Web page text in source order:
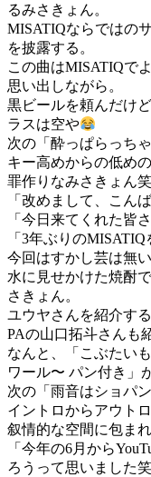
るみさきょん。
MISATIQならではの
を披露する。
この曲はMISATIQで
思い出しながら。
黒ビールを頼んだけ
ラスは空や
次の「酔っぱらっち
キー高めからの低め
罪作りなみさきょん笑
「改めまして、こん
「今日来てくれた皆
「3年ぶりの
今回はすかし芸は無
水に見せかけた焼酎
さきょん。
ユウヤさんを紹介す
PAの山口拓斗さんも
なんと、「こぶたい
ワール〜 パン付き」
次の「雨音はショパ
イントロからアウト
叙情的な空間に包ま
「今年の6月から
ろうって思いました笑